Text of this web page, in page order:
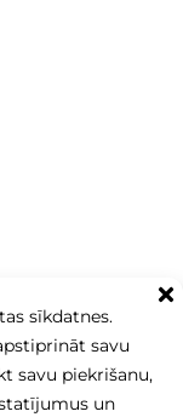
sīkdatnes.
savu
savu piekrišanu,
un